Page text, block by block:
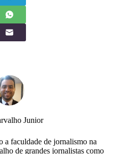
Junior
a faculdade de jornalismo na
de grandes jornalistas como